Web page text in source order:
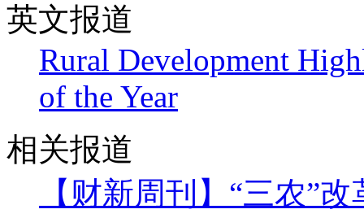
英文报道
Rural Development
of the Year
相关报道
【财新周刊】“三农”